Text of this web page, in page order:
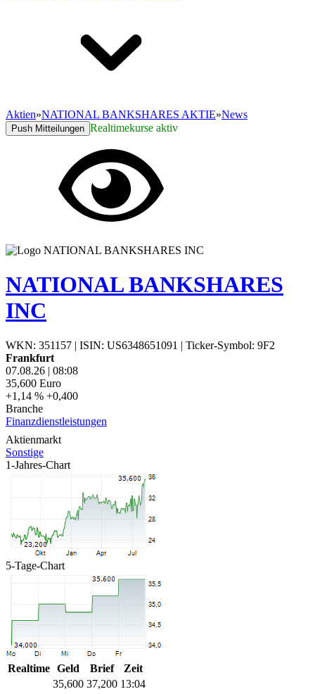
Aktien»NATIONAL BANKSHARES AKTIE»News
Push Mitteilungen Realtimekurse aktiv
NATIONAL BANKSHARES
INC
WKN: 351157 | ISIN: US6348651091 | Ticker-Symbol: 9F2
Frankfurt
07.08.26 | 08:08
35,600 Euro
+1,14 % +0,400
Branche
Finanzdienstleistungen
Aktienmarkt
Sonstige
1-Jahres-Chart
5-Tage-Chart
Realtime Geld Brief
Zeit
35,600 37,200 13:04